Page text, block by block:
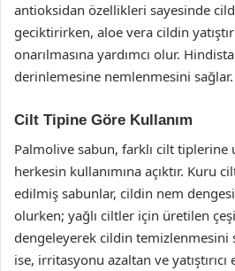
antioksidan özellikleri sayesinde
geciktirirken, aloe vera cildin
onarılmasına yardımcı olur.
derinlemesine nemlenmesini sağlar.
Cilt Tipine Göre Kullanım
Palmolive sabun, farklı cilt tiplerine
herkesin kullanımına açıktır. Kuru
edilmiş sabunlar, cildin nem
olurken; yağlı ciltler için üretilen
dengeleyerek cildin temizlenmesini
ise, irritasyonu azaltan ve